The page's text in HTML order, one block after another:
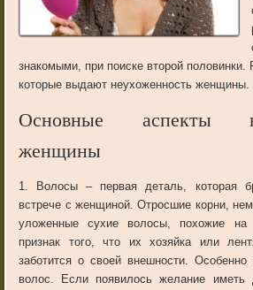
знакомыми, при поиске второй
которые выдают неухоженность женщины.
Основные аспекты
женщины
1. Волосы – первая деталь, которая
встрече с женщиной. Отросшие корни,
уложенные сухие волосы, похожие
признак того, что их хозяйка или
заботится о своей внешности. Особенно
волос. Если появилось желание